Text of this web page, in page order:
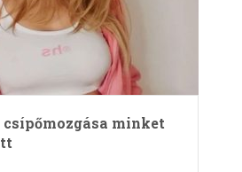
minket